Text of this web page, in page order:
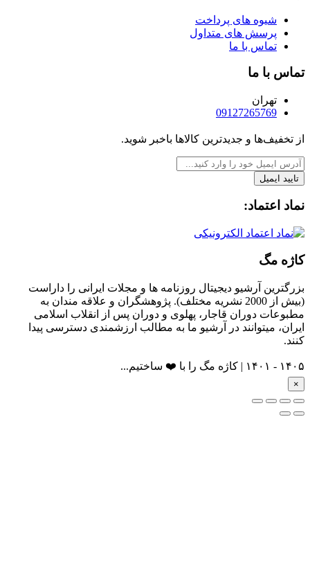
شیوه های پرداخت
پرسش های متداول
تماس با ما
تماس با ما
تهران
09127265769
از تخفیف‌ها و جدیدترین‌ کالاها باخبر شوید.
تایید ایمیل
نماد اعتماد:
کاژه مگ
بزرگترین آرشیو دیجیتال روزنامه ها و مجلات ایرانی را داراست
(بیش از 2000 نشریه مختلف). پژوهشگران و علاقه مندان به
مطبوعات دوران قاجار، پهلوی و دوران پس از انقلاب اسلامی
ایران، میتوانند در آرشیو ما به مطالب ارزشمندی دسترسی پیدا
کنند.
۱۴۰۵ - ۱۴۰۱ | کاژه مگ را با ❤️ ساختیم...
×